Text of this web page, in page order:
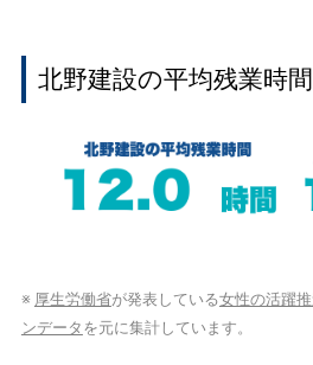
北野建設の平均残業時間
※ 厚生労働省が発表している女性の活躍
ンデータ を元に集計しています。